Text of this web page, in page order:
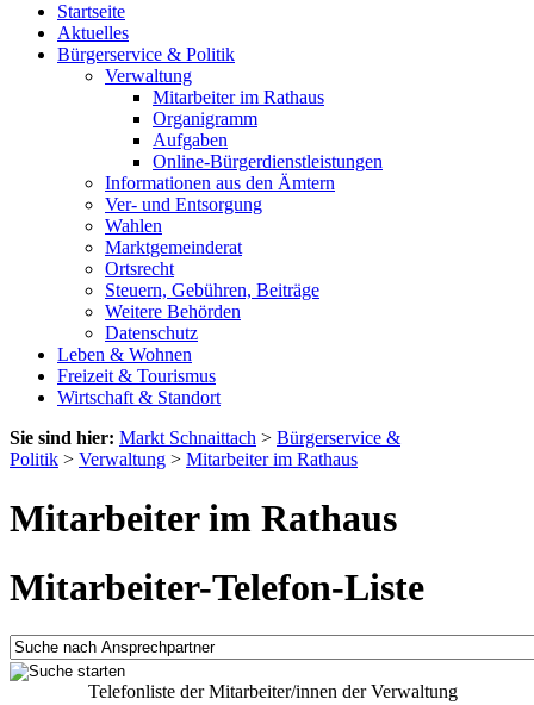
Startseite
Aktuelles
Bürgerservice & Politik
Verwaltung
Mitarbeiter im Rathaus
Organigramm
Aufgaben
Online-Bürgerdienstleistungen
Informationen aus den Ämtern
Ver- und Entsorgung
Wahlen
Marktgemeinderat
Ortsrecht
Steuern, Gebühren, Beiträge
Weitere Behörden
Datenschutz
Leben & Wohnen
Freizeit & Tourismus
Wirtschaft & Standort
Sie sind hier: Markt Schnaittach > Bürgerservice &
Politik > Verwaltung > Mitarbeiter im Rathaus
Mitarbeiter im Rathaus
Mitarbeiter-Telefon-Liste
Telefonliste der Mitarbeiter/innen der Verwaltung